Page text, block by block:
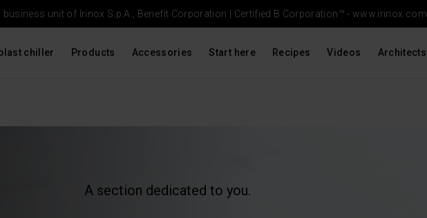
unit of Irinox S.p.A., Benefit Corporation | Certified B Corporation™ - www.irinox.com
chiller Products Accessories Start here Recipes Videos Architects
A section dedicated to you.